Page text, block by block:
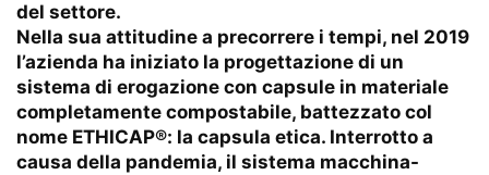
del settore.
Nella sua attitudine a precorrere i tempi, nel 2019
l’azienda ha iniziato la progettazione di un
sistema di erogazione con capsule in materiale
completamente compostabile, battezzato col
nome ETHICAP®: la capsula etica. Interrotto a
causa della pandemia, il sistema macchina-